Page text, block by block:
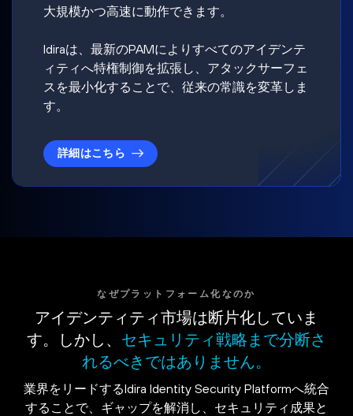
大規模かつ高速に動作できます。
Idiraは、最新のPAMによりすべてのアイデンテ
ィティへ特権制御を拡張し、アタックサーフェ
スを最小化することで、従来の常識を変革しま
す。
詳細はこちら
なぜプラットフォーム化なのか
アイデンティティ市場は断片化していま
す。しかし、 セキュリティ戦略まで分断さ
れるべきではありません。
業界をリードするIdira Identity Security Platformへ統合
することで、ギャップを解消し、セキュリティ成果と